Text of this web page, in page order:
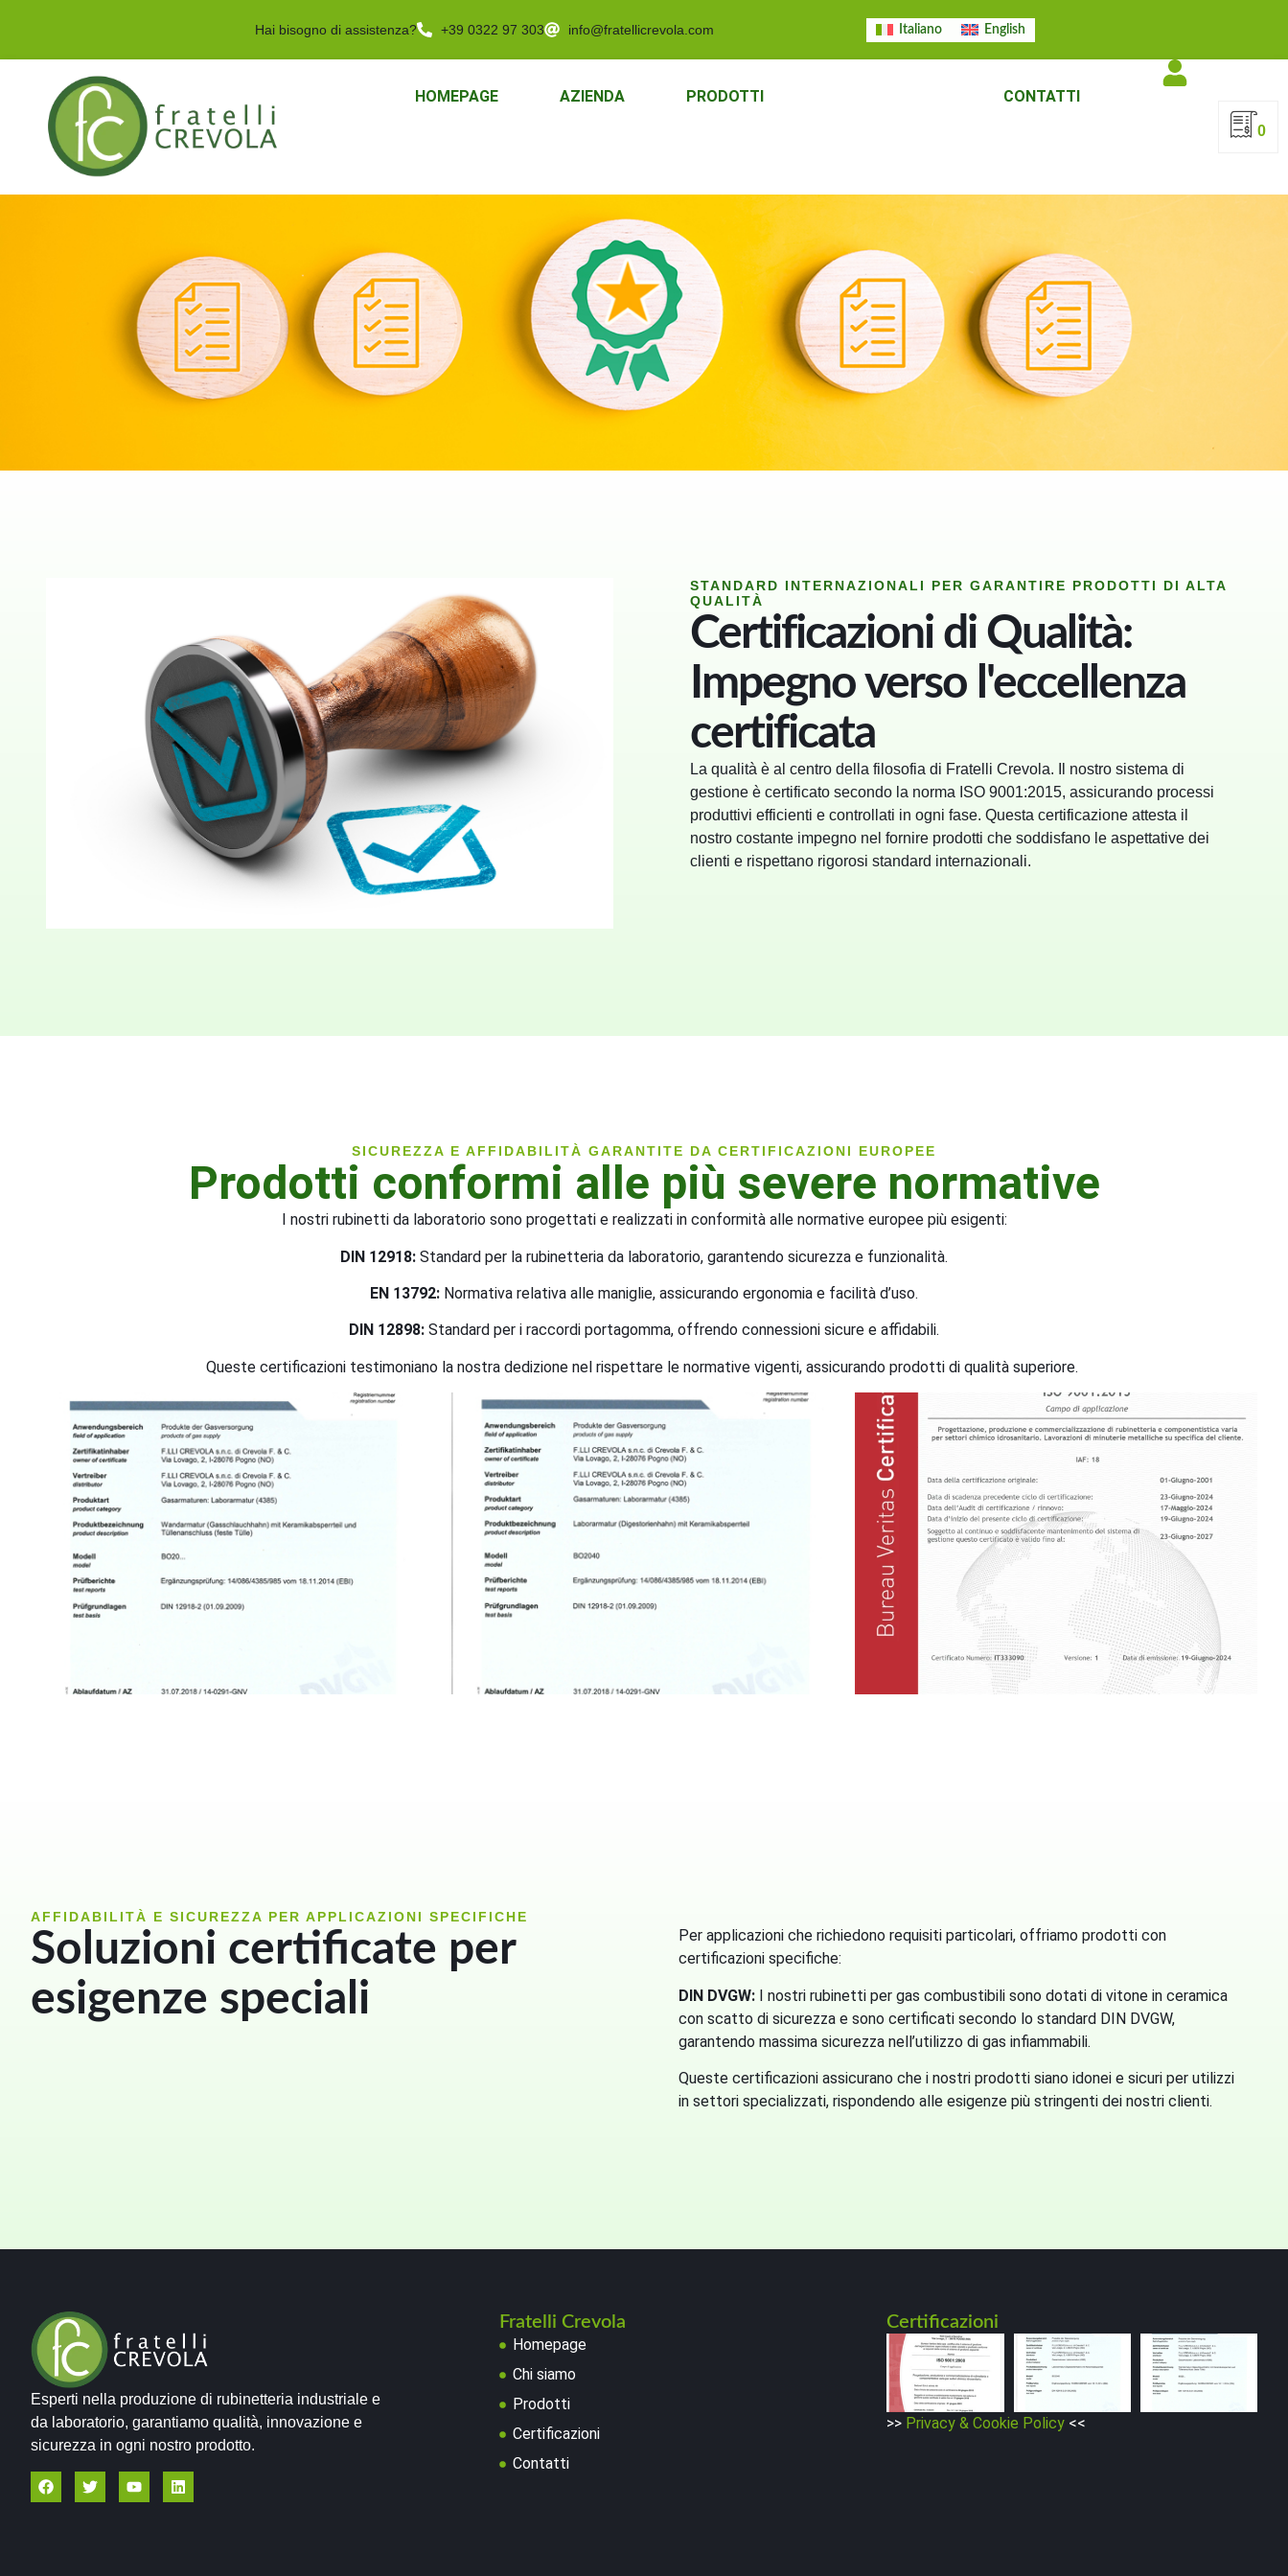
Hai bisogno di assistenza? +39 0322 97 303 info@fratellicrevola.com Italiano English
HOMEPAGE AZIENDA PRODOTTI CONTATTI
0
STANDARD INTERNAZIONALI PER GARANTIRE PRODOTTI DI ALTA
QUALITÀ
Certificazioni di Qualità:
Impegno verso l'eccellenza
certificata
La qualità è al centro della filosofia di Fratelli Crevola. Il nostro sistema di
gestione è certificato secondo la norma ISO 9001:2015, assicurando processi
produttivi efficienti e controllati in ogni fase. Questa certificazione attesta il
nostro costante impegno nel fornire prodotti che soddisfano le aspettative dei
clienti e rispettano rigorosi standard internazionali.
SICUREZZA E AFFIDABILITÀ GARANTITE DA CERTIFICAZIONI EUROPEE
Prodotti conformi alle più severe normative
I nostri rubinetti da laboratorio sono progettati e realizzati in conformità alle normative europee più esigenti:
DIN 12918: Standard per la rubinetteria da laboratorio, garantendo sicurezza e funzionalità.
EN 13792: Normativa relativa alle maniglie, assicurando ergonomia e facilità d’uso.
DIN 12898: Standard per i raccordi portagomma, offrendo connessioni sicure e affidabili.
Queste certificazioni testimoniano la nostra dedizione nel rispettare le normative vigenti, assicurando prodotti di qualità superiore.
AFFIDABILITÀ E SICUREZZA PER APPLICAZIONI SPECIFICHE
Soluzioni certificate per
esigenze speciali
Per applicazioni che richiedono requisiti particolari, offriamo prodotti con
certificazioni specifiche:
DIN DVGW: I nostri rubinetti per gas combustibili sono dotati di vitone in ceramica
con scatto di sicurezza e sono certificati secondo lo standard DIN DVGW,
garantendo massima sicurezza nell’utilizzo di gas infiammabili.
Queste certificazioni assicurano che i nostri prodotti siano idonei e sicuri per utilizzi
in settori specializzati, rispondendo alle esigenze più stringenti dei nostri clienti.
Esperti nella produzione di rubinetteria industriale e
da laboratorio, garantiamo qualità, innovazione e
sicurezza in ogni nostro prodotto.
Fratelli Crevola
Homepage
Chi siamo
Prodotti
Certificazioni
Contatti
Certificazioni
>> Privacy & Cookie Policy <<